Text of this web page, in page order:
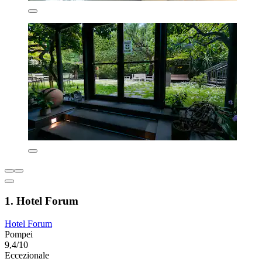
1. Hotel Forum
Hotel Forum
Pompei
9,4/10
Eccezionale